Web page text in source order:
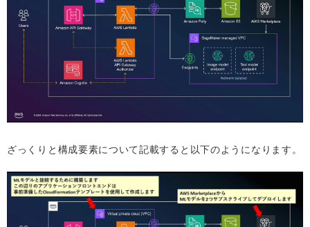
ざっくりと構成要素について記載すると以下のようになります。